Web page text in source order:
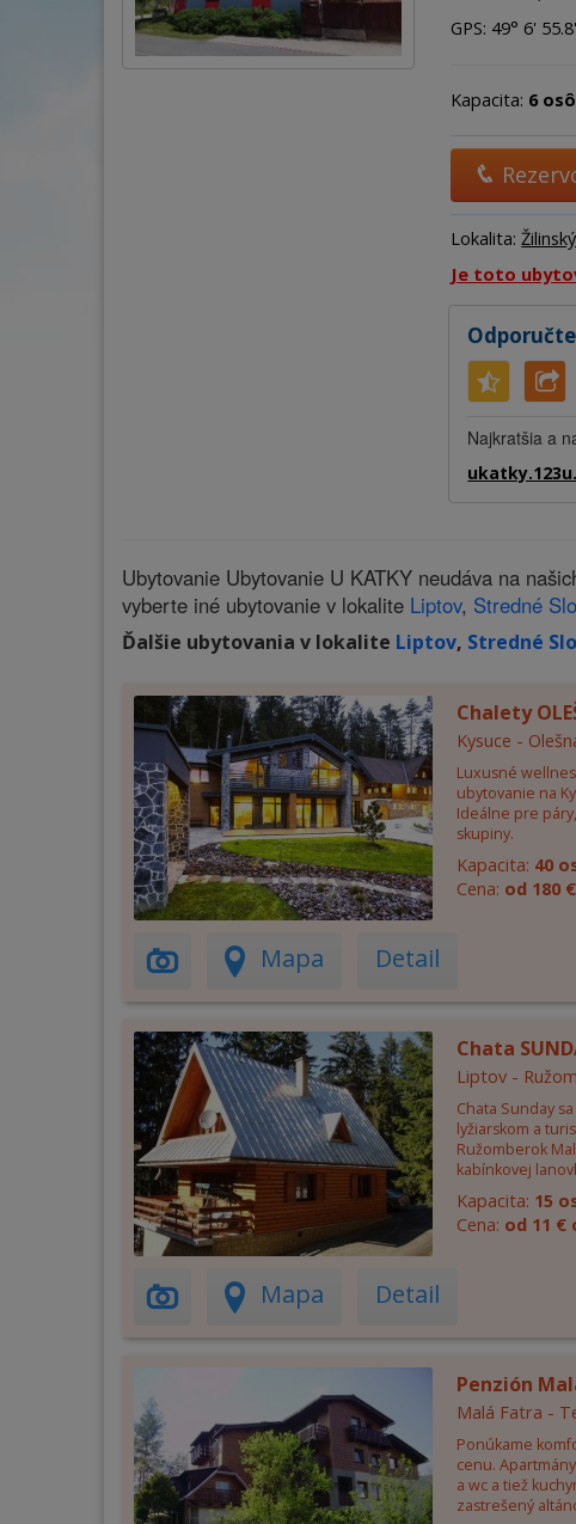
GPS: 49° 6'
Kapacita: 6
Lokalita:
Je toto
Najkratšia a
Ubytovanie Ubytovanie U KATKY neudáva na
vyberte iné ubytovanie v lokalite Liptov, Stredné
Ďalšie ubytovania v lokalite Liptov, Stredné
Chalety
Kysuce -
Luxusné
ubytovanie na
Ideálne pre
skupiny.
Kapacita: 40
Cena: od 180
Mapa Detail
Chata
Liptov -
Chata Sunday
lyžiarskom a
Ružomberok
kabínkovej
Kapacita: 15
Cena: od 11 €
Mapa Detail
Penzión
Malá Fatra -
Ponúkame
cenu.
a wc a tiež
zastrešený